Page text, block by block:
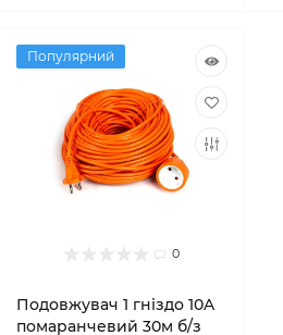
Популярний
0
Подовжувач 1 гніздо 10A
помаранчевий 30м б/з